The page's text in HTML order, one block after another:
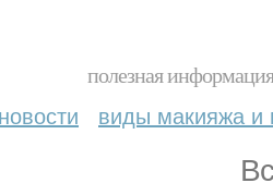
полезная
новости виды макияжа и